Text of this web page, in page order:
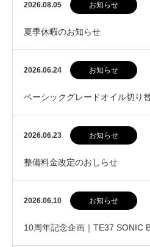
2026.08.05 お知らせ
夏季休暇のお知らせ
2026.06.24 お知らせ
ベーシックグレードオイル切り
2026.06.23 お知らせ
整備料金改定のおしらせ
2026.06.10 お知らせ
10周年記念企画｜TE37 SONIC